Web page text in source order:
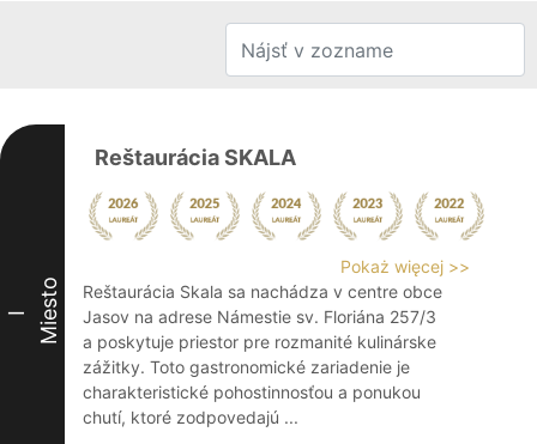
I Miesto
Reštaurácia SKALA
Pokaż więcej >>
Reštaurácia Skala sa nachádza v centre obce
Jasov na adrese Námestie sv. Floriána 257/3
a poskytuje priestor pre rozmanité kulinárske
zážitky. Toto gastronomické zariadenie je
charakteristické pohostinnosťou a ponukou
chutí, ktoré zodpovedajú ...